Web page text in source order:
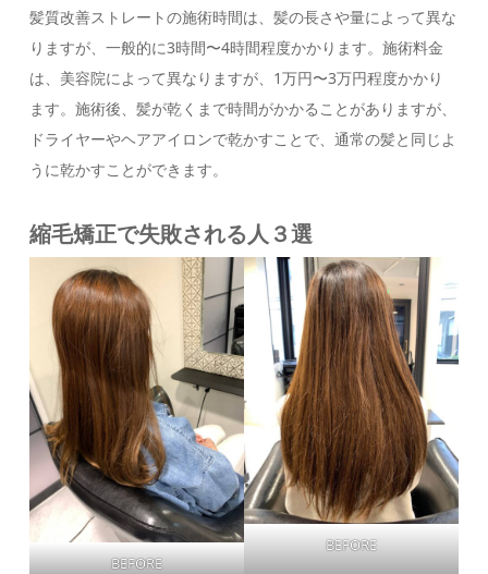
髪質改善ストレートの施術時間は、髪の長さや量によって異な
りますが、一般的に3時間〜4時間程度かかります。施術料金
は、美容院によって異なりますが、1万円〜3万円程度かかり
ます。施術後、髪が乾くまで時間がかかることがありますが、
ドライヤーやヘアアイロンで乾かすことで、通常の髪と同じよ
うに乾かすことができます。
縮毛矯正で失敗される人３選
BEFORE
BEFORE